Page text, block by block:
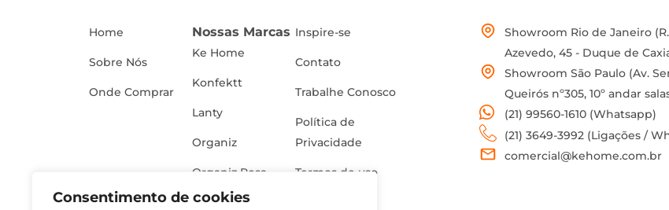
Consentimento de cookies
Home
Sobre Nós
Onde Comprar
Nossas Marcas
Ke Home
Konfektt
Lanty
Organiz
Organiz Rosa
Inspire-se
Contato
Trabalhe Conosco
Política de
Privacidade
Termos de uso
Showroom Rio de Janeiro
Azevedo, 45 - Duque de
Showroom São Paulo (Av.
Queirós nº305, 10º andar
(21) 99560-1610 (Whatsapp)
(21) 3649-3992 (Ligações /
comercial@kehome.com.br